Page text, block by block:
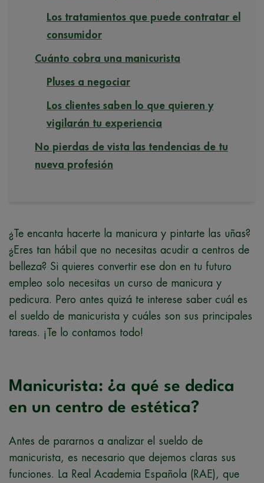
Los tratamientos que puede contratar el
consumidor
Cuánto cobra una manicurista
Pluses a negociar
Los clientes saben lo que quieren y
vigilarán tu experiencia
No pierdas de vista las tendencias de tu
nueva profesión
¿Te encanta hacerte la manicura y pintarte las uñas?
¿Eres tan hábil que no necesitas acudir a centros de
belleza? Si quieres convertir ese don en tu futuro
empleo solo necesitas un curso de manicura y
pedicura. Pero antes quizá te interese saber cuál es
el sueldo de manicurista y cuáles son sus principales
tareas. ¡Te lo contamos todo!
Manicurista: ¿a qué se dedica
en un centro de estética?
Antes de pararnos a analizar el sueldo de
manicurista, es necesario que dejemos claras sus
funciones. La Real Academia Española (RAE), que